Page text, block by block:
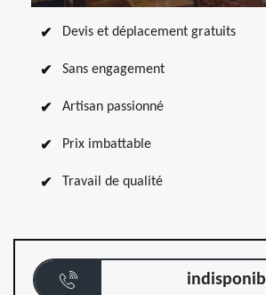
Devis et déplacement gratuits
Sans engagement
Artisan passionné
Prix imbattable
Travail de qualité